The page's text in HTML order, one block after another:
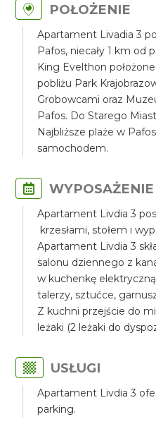
POŁOŻENIE
Apartament Livadia 3
Pafos, niecały 1 km od
King Evelthon
pobliżu Park
Grobowcami oraz
Pafos. Do Starego
Najbliższe plaże w
samochodem.
WYPOSAŻENIE
Apartament Livdia 3
krzesłami, stołem i
Apartament Livdia 3
salonu dziennego z
w kuchenkę
talerzy, sztućce,
Z kuchni przejście do
leżaki (2 leżaki do
USŁUGI
Apartament Livdia 3
parking.